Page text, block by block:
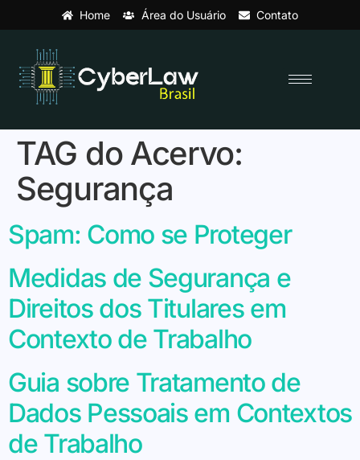
Home Área do Usuário Contato
TAG do Acervo:
Segurança
Spam: Como se Proteger
Medidas de Segurança e
Direitos dos Titulares em
Contexto de Trabalho
Guia sobre Tratamento de
Dados Pessoais em Contextos
de Trabalho